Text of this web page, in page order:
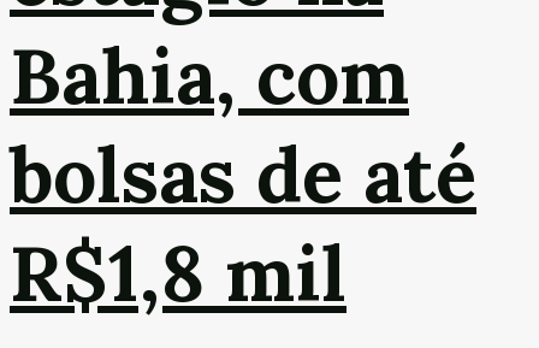
Bahia, com
bolsas de até
R$1,8 mil